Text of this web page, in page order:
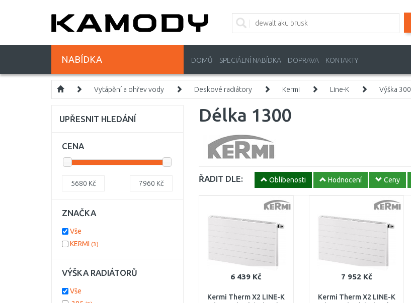
NABÍDKA DOMŮ SPECIÁLNÍ NABÍDKA DOPRAVA KONTAKTY
Vytápění a ohřev vody Deskové radiátory Kermi Line-K Výška 300
Délka 1300
ŘADIT DLE: Oblíbenosti Hodnocení Ceny
6 439 Kč
Kermi Therm X2 LINE-K
7 952 Kč
Kermi Therm X2 LINE-K
UPŘESNIT HLEDÁNÍ
CENA
5680 Kč 7960 Kč
ZNAČKA
Vše
KERMI (3)
VÝŠKA RADIÁTORŮ
Vše